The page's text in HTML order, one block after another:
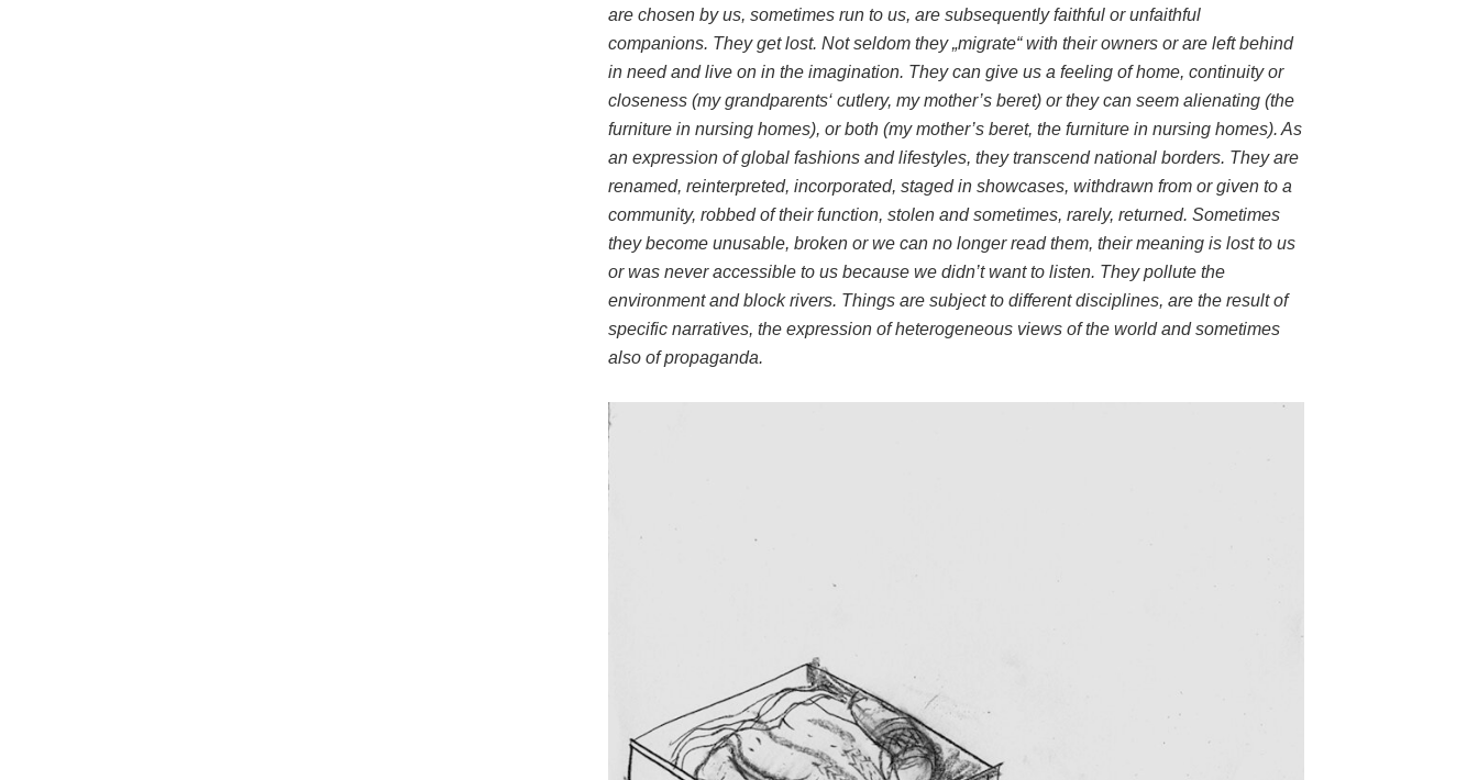
are chosen by us, sometimes run to us, are subsequently faithful or unfaithful
companions. They get lost. Not seldom they „migrate“ with their owners or are left behind
in need and live on in the imagination. They can give us a feeling of home, continuity or
closeness (my grandparents‘ cutlery, my mother’s beret) or they can seem alienating (the
furniture in nursing homes), or both (my mother’s beret, the furniture in nursing homes). As
an expression of global fashions and lifestyles, they transcend national borders. They are
renamed, reinterpreted, incorporated, staged in showcases, withdrawn from or given to a
community, robbed of their function, stolen and sometimes, rarely, returned. Sometimes
they become unusable, broken or we can no longer read them, their meaning is lost to us
or was never accessible to us because we didn’t want to listen. They pollute the
environment and block rivers. Things are subject to different disciplines, are the result of
specific narratives, the expression of heterogeneous views of the world and sometimes
also of propaganda.